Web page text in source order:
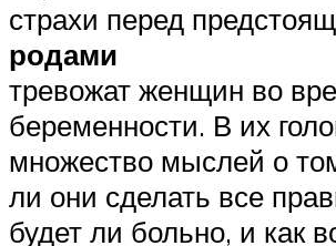
страхи перед
родами
тревожат женщин во
беременности. В их
множество мыслей о
ли они сделать все
будет ли больно, и как